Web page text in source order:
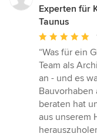
Experten für
Taunus
Bewertung:
5
von
5
Sternen
“Was für ein
Team als
an - und es
Bauvorhaben
beraten hat
aus unserem